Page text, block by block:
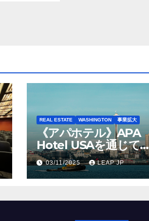
REAL ESTATE WASHINGTON 事業拡大
《アパホテル》APA
Hotel USAを通じて
Hilton Seattleの取得
を完了
03/11/2025 LEAP JP